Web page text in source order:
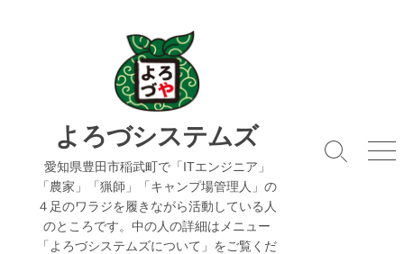
よろづシステムズ
愛知県豊田市稲武町で「ITエンジニア」
「農家」「猟師」「キャンプ場管理人」の
４足のワラジを履きながら活動している人
のところです。中の人の詳細はメニュー
「よろづシステムズについて」をご覧くだ
検
メ